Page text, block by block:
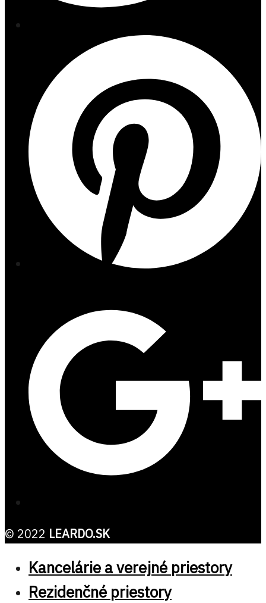
© 2022 LEARDO.SK
Kancelárie a verejné priestory
Rezidenčné priestory